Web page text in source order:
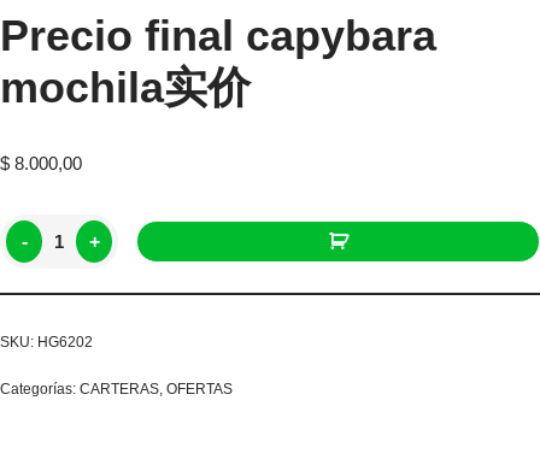
Precio final capybara
mochila实价
$ 8.000,00
- +
SKU: HG6202
Categorías: CARTERAS, OFERTAS